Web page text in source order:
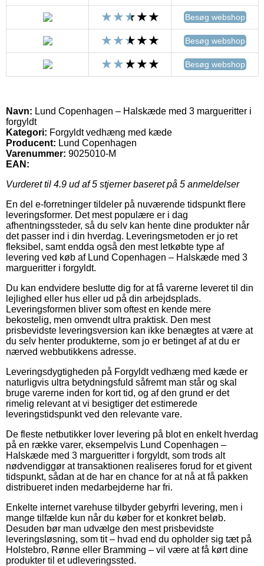
Besøg webshop
Besøg webshop
Besøg webshop
Navn: Lund Copenhagen – Halskæde med 3 margueritter i
forgyldt
Kategori: Forgyldt vedhæng med kæde
Producent: Lund Copenhagen
Varenummer: 9025010-M
EAN:
Vurderet til 4.9 ud af 5 stjerner baseret på 5 anmeldelser
En del e-forretninger tildeler på nuværende tidspunkt flere
leveringsformer. Det mest populære er i dag
afhentningssteder, så du selv kan hente dine produkter når
det passer ind i din hverdag. Leveringsmetoden er jo ret
fleksibel, samt endda også den mest letkøbte type af
levering ved køb af Lund Copenhagen – Halskæde med 3
margueritter i forgyldt.
Du kan endvidere beslutte dig for at få varerne leveret til din
lejlighed eller hus eller ud på din arbejdsplads.
Leveringsformen bliver som oftest en kende mere
bekostelig, men omvendt ultra praktisk. Den mest
prisbevidste leveringsversion kan ikke benægtes at være at
du selv henter produkterne, som jo er betinget af at du er
nærved webbutikkens adresse.
Leveringsdygtigheden på Forgyldt vedhæng med kæde er
naturligvis ultra betydningsfuld såfremt man står og skal
bruge varerne inden for kort tid, og af den grund er det
rimelig relevant at vi besigtiger det estimerede
leveringstidspunkt ved den relevante vare.
De fleste netbutikker lover levering på blot en enkelt hverdag
på en række varer, eksempelvis Lund Copenhagen –
Halskæde med 3 margueritter i forgyldt, som trods alt
nødvendiggør at transaktionen realiseres forud for et givent
tidspunkt, sådan at de har en chance for at nå at få pakken
distribueret inden medarbejderne har fri.
Enkelte internet varehuse tilbyder gebyrfri levering, men i
mange tilfælde kun når du køber for et konkret beløb.
Desuden bør man udvælge den mest prisbevidste
leveringsløsning, som tit – hvad end du opholder sig tæt på
Holstebro, Rønne eller Bramming – vil være at få kørt dine
produkter til et udleveringssted.